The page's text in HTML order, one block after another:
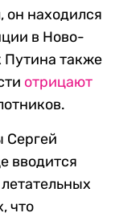
он находился
в Ново-
Путина также
отрицают
Сергей
вводится
что